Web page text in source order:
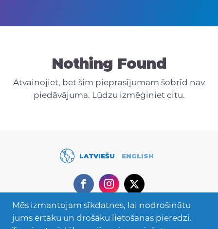
Nothing Found
Atvainojiet, bet šim pieprasījumam šobrīd nav
piedāvājuma. Lūdzu izmēģiniet citu.
LATVIEŠU ENGLISH
FacebookInstagram
Twitter
Secondary
Navigation
Mācies ārzemēs
Mēs izmantojam sīkdatnes, lai nodrošinātu
jums ērtāku un drošāku lietošanas pieredzi.